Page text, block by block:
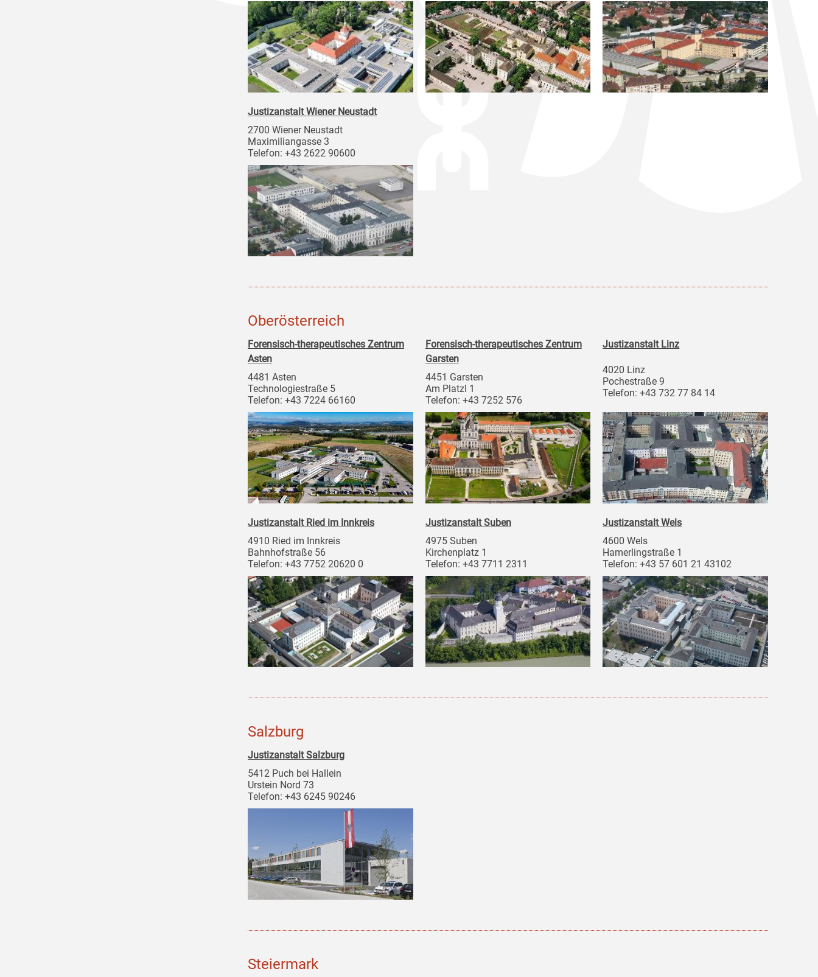
Justizanstalt Wiener Neustadt
2700 Wiener Neustadt
Maximiliangasse 3
Telefon: +43 2622 90600
Oberösterreich
Forensisch-therapeutisches Zentrum
Asten
4481 Asten
Technologiestraße 5
Telefon: +43 7224 66160
Forensisch-therapeutisches Zentrum
Garsten
4451 Garsten
Am Platzl 1
Telefon: +43 7252 576
Justizanstalt Linz
4020 Linz
Pochestraße 9
Telefon: +43 732 77 84 14
Justizanstalt Ried im Innkreis
4910 Ried im Innkreis
Bahnhofstraße 56
Telefon: +43 7752 20620 0
Justizanstalt Suben
4975 Suben
Kirchenplatz 1
Telefon: +43 7711 2311
Justizanstalt Wels
4600 Wels
Hamerlingstraße 1
Telefon: +43 57 601 21 43102
Salzburg
Justizanstalt Salzburg
5412 Puch bei Hallein
Urstein Nord 73
Telefon: +43 6245 90246
Steiermark